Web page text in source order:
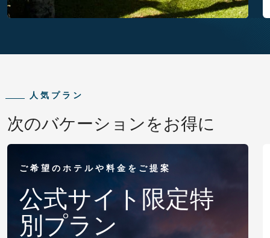
人気プラン
次のバケーションをお得に
ご希望のホテルや料金をご提案
公式サイト限定特
別プラン